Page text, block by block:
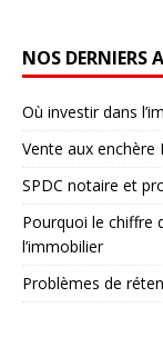
NOS DERNIERS
Où investir dans
Vente aux enchère
SPDC notaire et
Pourquoi le chiffre
l’immobilier
Problèmes de